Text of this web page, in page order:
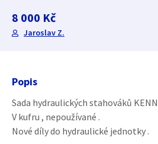
8 000 Kč
Jaroslav Z.
Popis
Sada hydraulických stahováků
V kufru , nepoužívané .
Nové díly do hydraulické jednotky .